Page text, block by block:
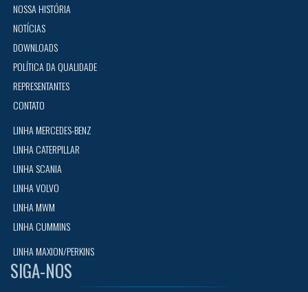
NOSSA HISTÓRIA
NOTÍCIAS
DOWNLOADS
POLÍTICA DA QUALIDADE
REPRESENTANTES
CONTATO
LINHA MERCEDES-BENZ
LINHA CATERPILLAR
LINHA SCANIA
LINHA VOLVO
LINHA MWM
LINHA CUMMINS
LINHA MAXION/PERKINS
SIGA-NOS